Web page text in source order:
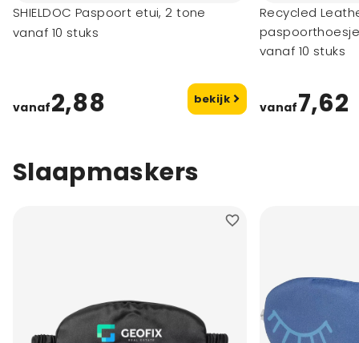
SHIELDOC Paspoort etui, 2 tone
vanaf 10 stuks
vanaf2,88 bekijk
Recycled
paspoorthoesje
vanaf 10 stuks
vanaf7,62
Slaapmaskers